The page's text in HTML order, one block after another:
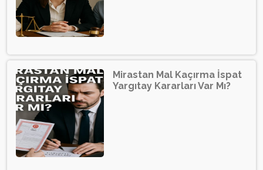
Mirastan Mal Kaçırma İspat
Yargıtay Kararları Var Mı?